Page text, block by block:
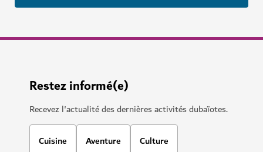
Restez informé(e)
Recevez l'actualité des dernières activités dubaïotes.
Cuisine Aventure Culture